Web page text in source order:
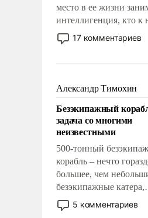
место в ее жизни
интеллигенция, кто к
принадлежит, а кого из
исключили с правом
чем она отличается от
образованных людей.
казалось, что эти
решены раз и навсегда,
нет, не решены.
17 комментариев
Александр Тимохин
Безэкипажный
задача со многими
неизвестными
500-тонный
корабль – нечто
большее, чем
безэкипажные катера,
применение которых
стало обыденностью.
5 комментариев